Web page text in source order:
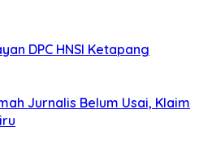
DPC HNSI Ketapang
Jurnalis Belum Usai, Klaim